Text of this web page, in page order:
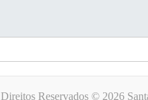
Direitos Reservados © 2026